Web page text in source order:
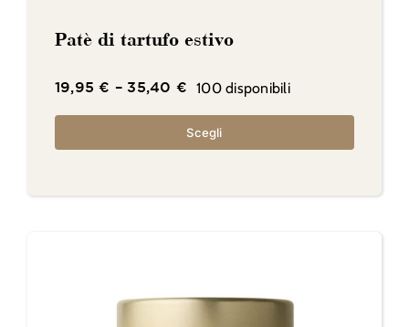
Patè di tartufo estivo
19,95€ – 35,40 € 100 disponibili
Scegli